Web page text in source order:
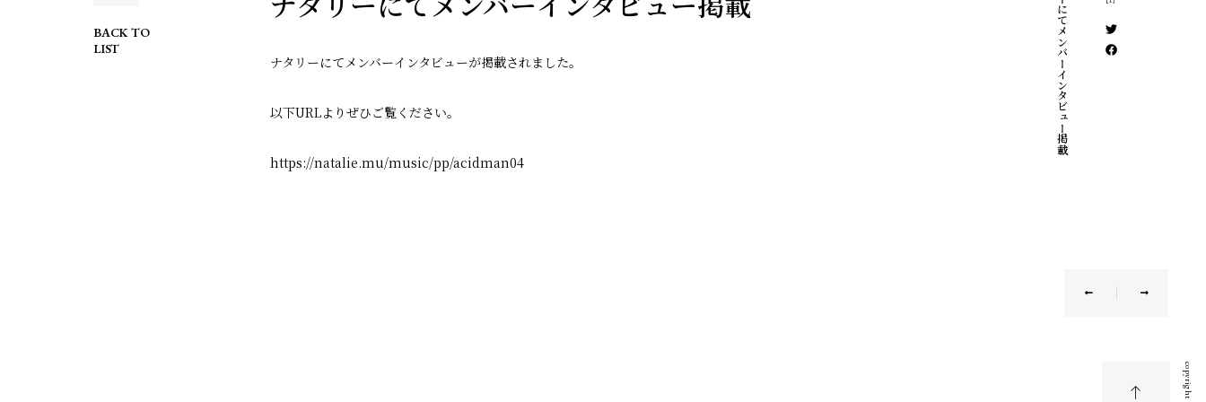
BACK TO
LIST
ナタリーにてメンバーインタビューが掲載されました。
以下URLよりぜひご覧ください。
https://natalie.mu/music/pp/acidman04
ナタリーにてメンバーインタビュー掲載